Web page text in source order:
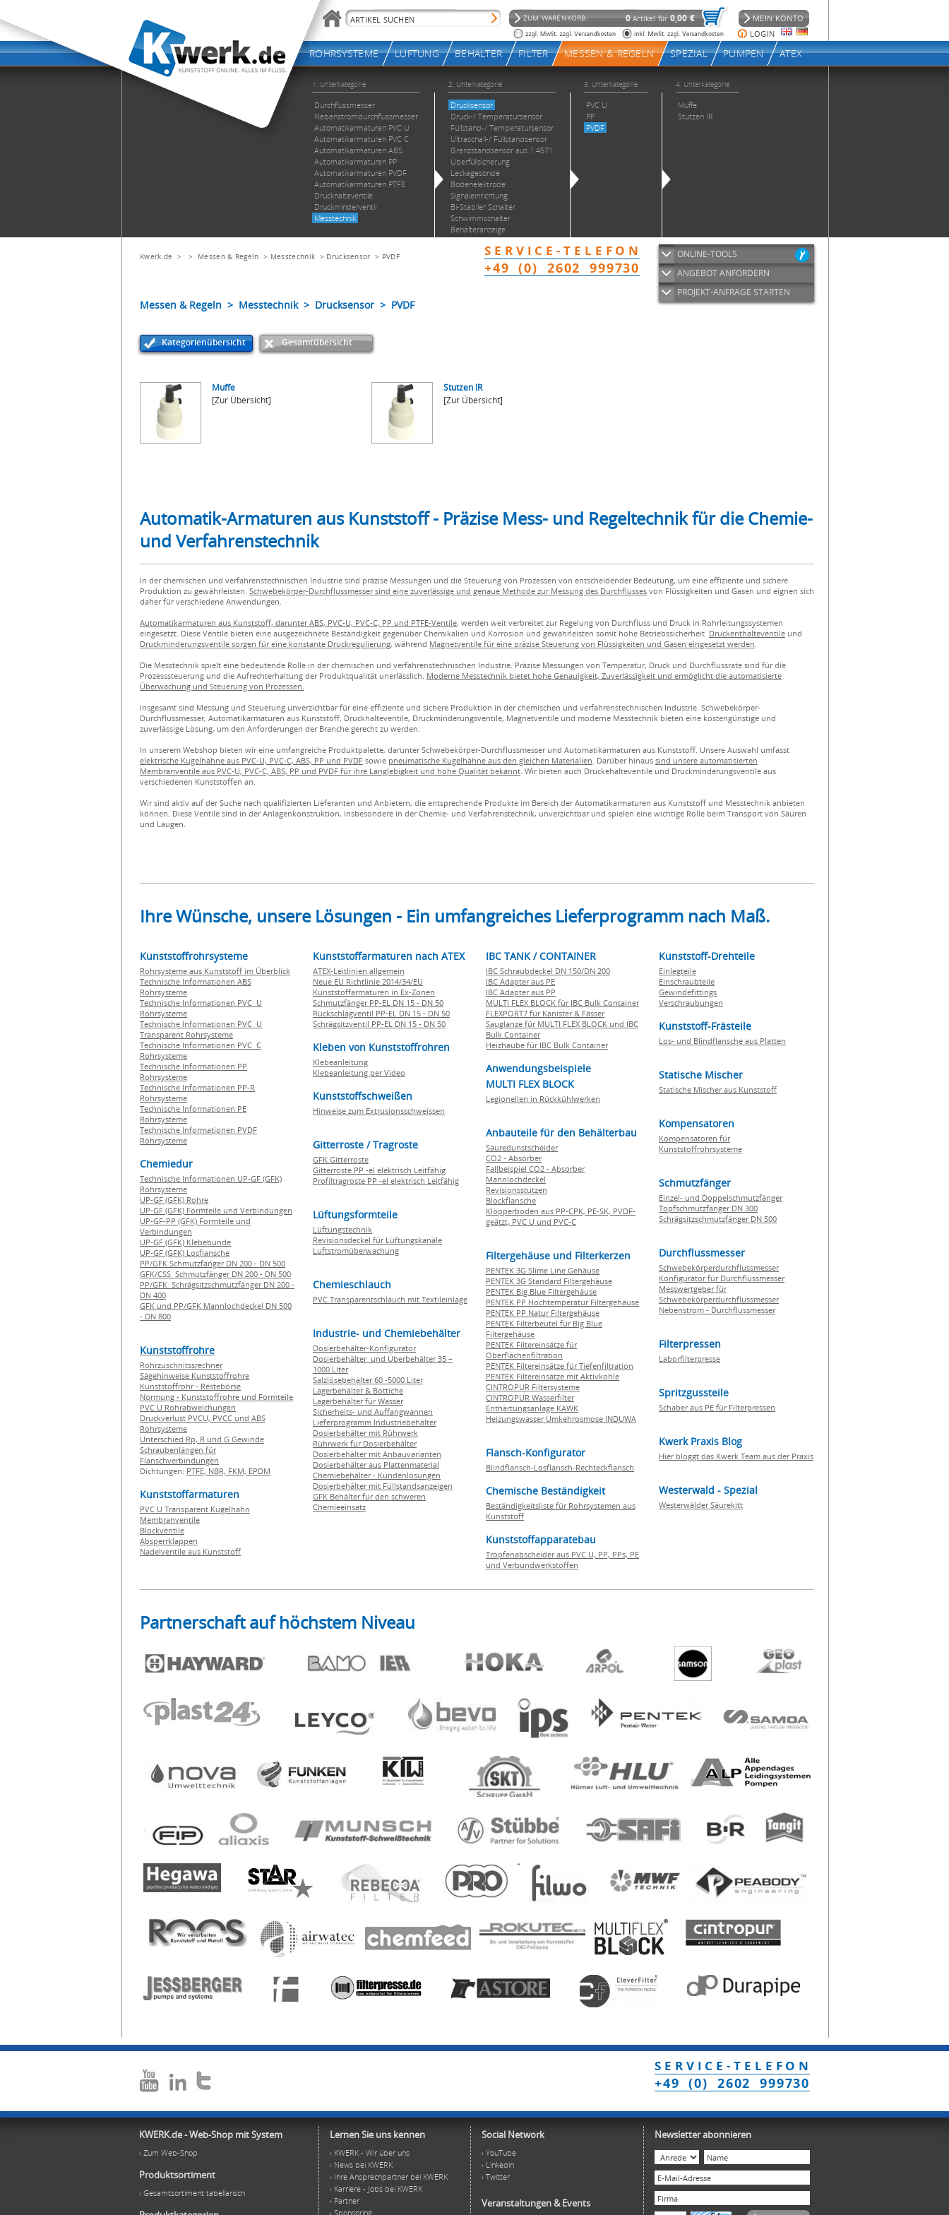
Kwerk.de > > Messen & Regeln > Messtechnik > Drucksensor > PVDF
Messen & Regeln > Messtechnik > Drucksensor > PVDF
Kategorienübersicht Gesamtübersicht
Muffe
[Zur Übersicht]
Stutzen IR
[Zur Übersicht]
Automatik-Armaturen aus Kunststoff - Präzise Mess- und Regeltechnik für die Chemie-
und Verfahrenstechnik
In der chemischen und verfahrenstechnischen Industrie sind präzise Messungen und die Steuerung von Prozessen von entscheidender Bedeutung, um eine effiziente und sichere
Produktion zu gewährleisten. Schwebekörper-Durchflussmesser sind eine zuverlässige und genaue Methode zur Messung des Durchflusses von Flüssigkeiten und Gasen und eignen sich
daher für verschiedene Anwendungen.
Automatikarmaturen aus Kunststoff, darunter ABS, PVC-U, PVC-C, PP und PTFE-Ventile, werden weit verbreitet zur Regelung von Durchfluss und Druck in Rohrleitungssystemen
eingesetzt. Diese Ventile bieten eine ausgezeichnete Beständigkeit gegenüber Chemikalien und Korrosion und gewährleisten somit hohe Betriebssicherheit. Druckenthalteventile und
Druckminderungsventile sorgen für eine konstante Druckregulierung, während Magnetventile für eine präzise Steuerung von Flüssigkeiten und Gasen eingesetzt werden.
Die Messtechnik spielt eine bedeutende Rolle in der chemischen und verfahrenstechnischen Industrie. Präzise Messungen von Temperatur, Druck und Durchflussrate sind für die
Prozesssteuerung und die Aufrechterhaltung der Produktqualität unerlässlich. Moderne Messtechnik bietet hohe Genauigkeit, Zuverlässigkeit und ermöglicht die automatisierte
Überwachung und Steuerung von Prozessen.
Insgesamt sind Messung und Steuerung unverzichtbar für eine effiziente und sichere Produktion in der chemischen und verfahrenstechnischen Industrie. Schwebekörper-
Durchflussmesser, Automatikarmaturen aus Kunststoff, Druckhalteventile, Druckminderungsventile, Magnetventile und moderne Messtechnik bieten eine kostengünstige und
zuverlässige Lösung, um den Anforderungen der Branche gerecht zu werden.
In unserem Webshop bieten wir eine umfangreiche Produktpalette, darunter Schwebekörper-Durchflussmesser und Automatikarmaturen aus Kunststoff. Unsere Auswahl umfasst
elektrische Kugelhähne aus PVC-U, PVC-C, ABS, PP und PVDF sowie pneumatische Kugelhähne aus den gleichen Materialien. Darüber hinaus sind unsere automatisierten
Membranventile aus PVC-U, PVC-C, ABS, PP und PVDF für ihre Langlebigkeit und hohe Qualität bekannt. Wir bieten auch Druckehalteventile und Druckminderungsventile aus
verschiedenen Kunststoffen an.
Wir sind aktiv auf der Suche nach qualifizierten Lieferanten und Anbietern, die entsprechende Produkte im Bereich der Automatikarmaturen aus Kunststoff und Messtechnik anbieten
können. Diese Ventile sind in der Anlagenkonstruktion, insbesondere in der Chemie- und Verfahrenstechnik, unverzichtbar und spielen eine wichtige Rolle beim Transport von Säuren
und Laugen.
Ihre Wünsche, unsere Lösungen - Ein umfangreiches Lieferprogramm nach Maß.
Kunststoffrohrsysteme
Rohrsysteme aus Kunststoff im Überblick
Technische Informationen ABS
Rohrsysteme
Technische Informationen PVC U
Rohrsysteme
Technische Informationen PVC U
Transparent Rohrsysteme
Technische Informationen PVC C
Rohrsysteme
Technische Informationen PP
Rohrsysteme
Technische Informationen PP-R
Rohrsysteme
Technische Informationen PE
Rohrsysteme
Technische Informationen PVDF
Rohrsysteme
Chemiedur
Technische Informationen UP-GF (GFK)
Rohrsysteme
UP-GF (GFK) Rohre
UP-GF (GFK) Formteile und Verbindungen
UP-GF-PP (GFK) Formteile und
Verbindungen
UP-GF (GFK) Klebebunde
UP-GF (GFK) Losflansche
PP/GFK Schmutzfänger DN 200 - DN 500
GFK/CSS Schmutzfänger DN 200 - DN 500
PP/GFK Schrägsitzschmutzfänger DN 200 -
DN 400
GFK und PP/GFK Mannlochdeckel DN 500
- DN 800
Kunststoffrohre
Rohrzuschnitssrechner
Sägehinweise Kunststoffrohre
Kunststoffrohr - Restebörse
Normung - Kunststoffrohre und Formteile
PVC U Rohrabweichungen
Druckverlust PVCU, PVCC und ABS
Rohrsysteme
Unterschied Rp, R und G Gewinde
Schraubenlängen für
Flanschverbindungen
Dichtungen: PTFE, NBR, FKM, EPDM
Kunststoffarmaturen
PVC U Transparent Kugelhahn
Membranventile
Blockventile
Absperrklappen
Nadelventile aus Kunststoff
Kunststoffarmaturen nach ATEX
ATEX-Leitlinien allgemein
Neue EU Richtlinie 2014/34/EU
Kunststoffarmaturen in Ex-Zonen
Schmutzfänger PP-EL DN 15 - DN 50
Rückschlagventil PP-EL DN 15 - DN 50
Schrägsitzventil PP-EL DN 15 - DN 50
Kleben von Kunststoffrohren
Klebeanleitung
Klebeanleitung per Video
Kunststoffschweißen
Hinweise zum Extrusionsschweissen
Gitterroste / Tragroste
GFK Gitterroste
Gitterroste PP -el elektrisch Leitfähig
Profiltragroste PP -el elektrisch Leitfähig
Lüftungsformteile
Lüftungstechnik
Revisionsdeckel für Lüftungskanäle
Luftstromüberwachung
Chemieschlauch
PVC Transparentschlauch mit Textileinlage
Industrie- und Chemiebehälter
Dosierbehälter-Konfigurator
Dosierbehälter und Überbehälter 35 –
1000 Liter
Salzlösebehälter 60 -5000 Liter
Lagerbehälter & Bottiche
Lagerbehälter für Wasser
Sicherheits- und Auffangwannen
Lieferprogramm Industriebehälter
Dosierbehälter mit Rührwerk
Rührwerk für Dosierbehälter
Dosierbehälter mit Anbauvarianten
Dosierbehälter aus Plattenmaterial
Chemiebehälter - Kundenlösungen
Dosierbehälter mit Füllstandsanzeigen
GFK Behälter für den schweren
Chemieeinsatz
IBC TANK / CONTAINER
IBC Schraubdeckel DN 150/DN 200
IBC Adapter aus PE
IBC Adapter aus PP
MULTI FLEX BLOCK für IBC Bulk Container
FLEXPORT7 für Kanister & Fässer
Sauglanze für MULTI FLEX BLOCK und IBC
Bulk Container
Heizhaube für IBC Bulk Container
Anwendungsbeispiele
MULTI FLEX BLOCK
Legionellen in Rückkühlwerken
Anbauteile für den Behälterbau
Säuredunstscheider
CO2 - Absorber
Fallbeispiel CO2 - Absorber
Mannlochdeckel
Revisionsstutzen
Blockflansche
Klöpperboden aus PP-CPK, PE-SK, PVDF-
geätzt, PVC U und PVC-C
Filtergehäuse und Filterkerzen
PENTEK 3G Slime Line Gehäuse
PENTEK 3G Standard Filtergehäuse
PENTEK Big Blue Filtergehäuse
PENTEK PP Hochtemperatur Filtergehäuse
PENTEK PP Natur Filtergehäuse
PENTEK Filterbeutel für Big Blue
Filtergehäuse
PENTEK Filtereinsätze für
Oberflächenfiltration
PENTEK Filtereinsätze für Tiefenfiltration
PENTEK Filtereinsätze mit Aktivkohle
CINTROPUR Filtersysteme
CINTROPUR Wasserfilter
Enthärtungsanlage KAWK
Heizungswasser Umkehrosmose INDUWA
Flansch-Konfigurator
Blindflansch-Losflansch-Rechteckflansch
Chemische Beständigkeit
Beständigkeitsliste für Rohrsystemen aus
Kunststoff
Kunststoffapparatebau
Tropfenabscheider aus PVC U, PP, PPs, PE
und Verbundwerkstoffen
Kunststoff-Drehteile
Einlegteile
Einschraubteile
Gewindefittings
Verschraubungen
Kunststoff-Frästeile
Los- und Blindflansche aus Platten
Statische Mischer
Statische Mischer aus Kunststoff
Kompensatoren
Kompensatoren für
Kunststoffrohrsysteme
Schmutzfänger
Einzel- und Doppelschmutzfänger
Topfschmutzfänger DN 300
Schrägsitzschmutzfänger DN 500
Durchflussmesser
Schwebekörperdurchflussmesser
Konfigurator für Durchflussmesser
Messwertgeber für
Schwebekörperdurchflussmesser
Nebenstrom - Durchflussmesser
Filterpressen
Laborfilterpresse
Spritzgussteile
Schaber aus PE für Filterpressen
Kwerk Praxis Blog
Hier bloggt das Kwerk Team aus der Praxis
Westerwald - Spezial
Westerwälder Säurekitt
Partnerschaft auf höchstem Niveau
ONLINE-TOOLS
ANGEBOT ANFORDERN
PROJEKT-ANFRAGE STARTEN